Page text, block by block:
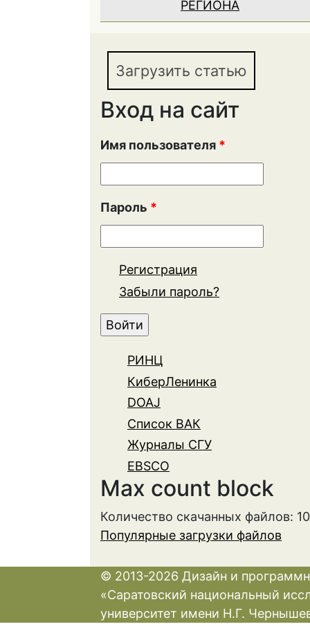
РЕГИОНА
Загрузить статью
Вход на сайт
Имя пользователя *
Пароль *
Регистрация
Забыли пароль?
РИНЦ
КиберЛенинка
DOAJ
Список ВАК
Журналы СГУ
EBSCO
Max count block
Количество скачанных файлов:
Популярные загрузки файлов
© 2013-2026 Дизайн и
«Саратовский национальный
университет имени Н.Г.